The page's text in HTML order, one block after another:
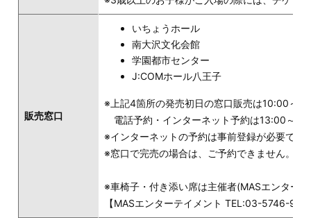
販売窓口
いちょうホール
南大沢文化会館
学園都市センター
J:COMホール八王子
※上記4箇所の発売初日の窓口販売は10:00～
電話予約・インターネット予約は13:00～
※インターネットの予約は事前登録が必要です
※窓口で完売の場合は、ご予約できません。
※車椅子・付き添い席は主催者(MASエンター
【MASエンターテイメント TEL:03-5746-